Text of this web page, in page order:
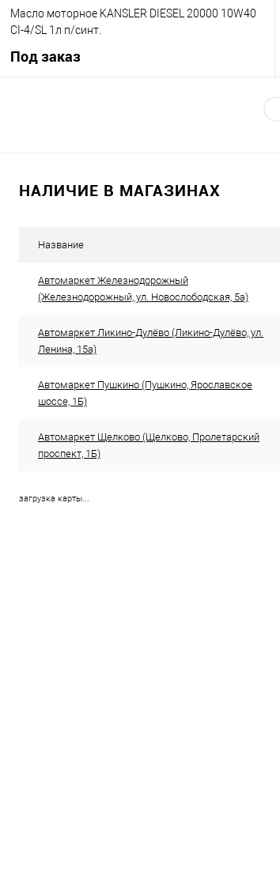
Масло моторное KANSLER DIESEL 20000 10W40
CI-4/SL 1л п/синт.
Под заказ
НАЛИЧИЕ В МАГАЗИНАХ
Название
Автомаркет Железнодорожный
(Железнодорожный, ул. Новослободская, 5а)
Автомаркет Ликино-Дулёво (Ликино-Дулёво, ул.
Ленина, 15а)
Автомаркет Пушкино (Пушкино, Ярославское
шоссе, 1Б)
Автомаркет Щелково (Щелково, Пролетарский
проспект, 1Б)
загрузка карты...